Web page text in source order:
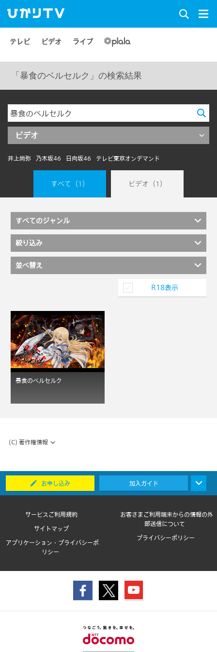
テレビ ビデオ ライブ
「暴食のベルセルク」の検索結果
ビデオ
井上尚弥 乃木坂46 日向坂46 テレビ東京オンデマンド
すべて （1） ビデオ （1）
すべてのジャンル
絞り込み
並べ替え
R18表示
暴食のベルセルク
(C) 著作権情報
お申し込み 加入ガイド
サービスご利用規約
お客さまご利用端末からの情報の外
部送信について
サイトマップ
プライバシーポリシー
アプリケーション・プライバシーポ
リシー